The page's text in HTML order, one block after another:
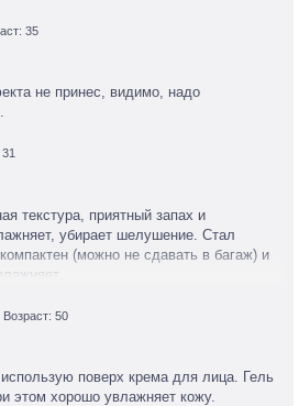
35
не принес, видимо, надо
31
текстура, приятный запах и
убирает шелушение. Стал
(можно не сдавать в багаж) и
Возраст: 50
поверх крема для лица. Гель
этом хорошо увлажняет кожу.